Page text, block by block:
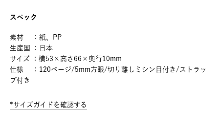
スペック
素材 ：紙、PP
生産国 ：日本
サイズ ：横53×高さ66×奥行10mm
仕様 ：120ページ/5mm方眼/切り離しミシン目付き/ストラッ
プ付き
*サイズガイドを確認する